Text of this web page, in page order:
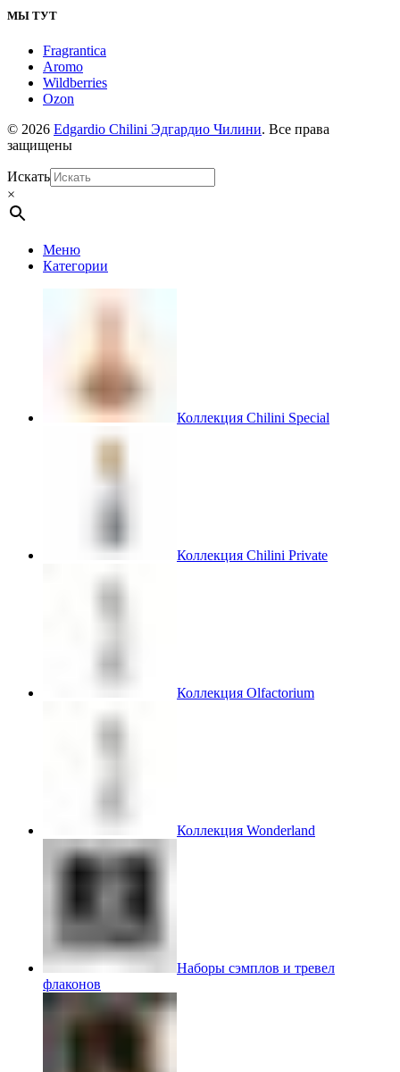
МЫ ТУТ
Fragrantica
Aromo
Wildberries
Ozon
© 2026 Edgardio Chilini Эдгардио Чилини. Все права
защищены
Искать
×
Меню
Категории
Коллекция Chilini Special
Коллекция Chilini Private
Коллекция Olfactorium
Коллекция Wonderland
Наборы сэмплов и тревел
флаконов